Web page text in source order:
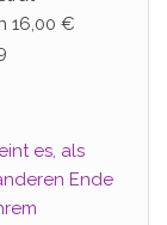
16,00 €
es, als
Ende